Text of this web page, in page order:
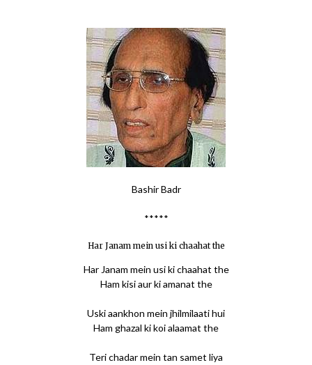
Bashir Badr
*****
Har Janam mein usi ki chaahat the
Har Janam mein usi ki chaahat the
Ham kisi aur ki amanat the
Uski aankhon mein jhilmilaati hui
Ham ghazal ki koi alaamat the
Teri chadar mein tan samet liya